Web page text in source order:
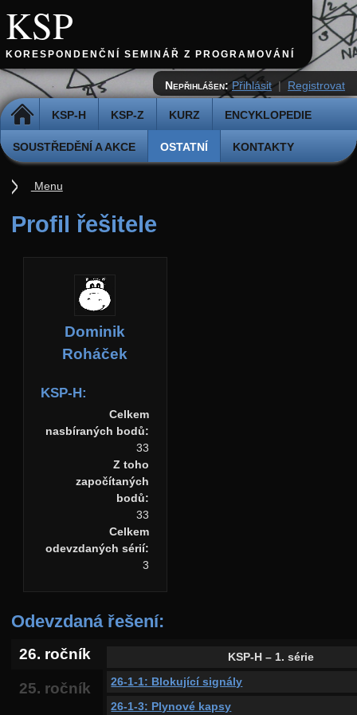
KSP
KORESPONDENČNÍ SEMINÁŘ Z PROGRAMOVÁNÍ
DOMŮ KSP-H KSP-Z KURZ ENCYKLOPEDIE
SOUSTŘEDĚNÍ A AKCE OSTATNÍ KONTAKTY
Nepřihlášen: Přihlásit | Registrovat
Profil řešitele
Dominik
Roháček
KSP-H:
Celkem
nasbíraných bodů:
33
Z toho
započítaných
bodů:
33
Celkem
odevzdaných sérií:
3
Odevzdaná řešení:
26. ročník
25. ročník
KSP-H – 1. série
26-1-1: Blokující signály
26-1-3: Plynové kapsy
Menu